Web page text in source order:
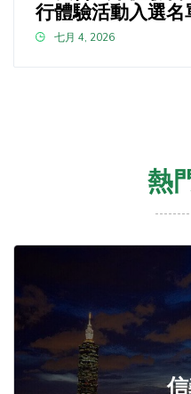
行體驗活動入選名
七月 4, 2026
熱